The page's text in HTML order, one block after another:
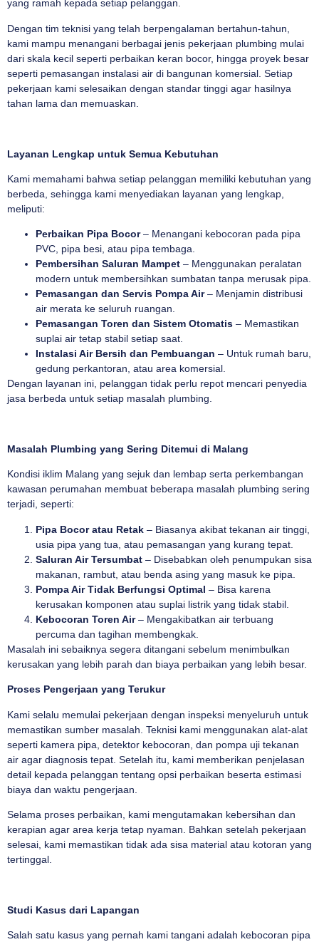
yang ramah kepada setiap pelanggan.
Dengan tim teknisi yang telah berpengalaman bertahun-tahun,
kami mampu menangani berbagai jenis pekerjaan plumbing mulai
dari skala kecil seperti perbaikan keran bocor, hingga proyek besar
seperti pemasangan instalasi air di bangunan komersial. Setiap
pekerjaan kami selesaikan dengan standar tinggi agar hasilnya
tahan lama dan memuaskan.
Layanan Lengkap untuk Semua Kebutuhan
Kami memahami bahwa setiap pelanggan memiliki kebutuhan yang
berbeda, sehingga kami menyediakan layanan yang lengkap,
meliputi:
Perbaikan Pipa Bocor– Menangani kebocoran pada pipa
PVC, pipa besi, atau pipa tembaga.
Pembersihan Saluran Mampet – Menggunakan peralatan
modern untuk membersihkan sumbatan tanpa merusak pipa.
Pemasangan dan Servis Pompa Air– Menjamin distribusi
air merata ke seluruh ruangan.
Pemasangan Toren dan Sistem Otomatis – Memastikan
suplai air tetap stabil setiap saat.
Instalasi Air Bersih dan Pembuangan – Untuk rumah baru,
gedung perkantoran, atau area komersial.
Dengan layanan ini, pelanggan tidak perlu repot mencari penyedia
jasa berbeda untuk setiap masalah plumbing.
Masalah Plumbing yang Sering Ditemui di Malang
Kondisi iklim Malang yang sejuk dan lembap serta perkembangan
kawasan perumahan membuat beberapa masalah plumbing sering
terjadi, seperti:
Pipa Bocor atau Retak – Biasanya akibat tekanan air tinggi,
usia pipa yang tua, atau pemasangan yang kurang tepat.
Saluran Air Tersumbat – Disebabkan oleh penumpukan sisa
makanan, rambut, atau benda asing yang masuk ke pipa.
Pompa Air Tidak Berfungsi Optimal – Bisa karena
kerusakan komponen atau suplai listrik yang tidak stabil.
Kebocoran Toren Air– Mengakibatkan air terbuang
percuma dan tagihan membengkak.
Masalah ini sebaiknya segera ditangani sebelum menimbulkan
kerusakan yang lebih parah dan biaya perbaikan yang lebih besar.
Proses Pengerjaan yang Terukur
Kami selalu memulai pekerjaan dengan inspeksi menyeluruh untuk
memastikan sumber masalah. Teknisi kami menggunakan alat-alat
seperti kamera pipa, detektor kebocoran, dan pompa uji tekanan
air agar diagnosis tepat. Setelah itu, kami memberikan penjelasan
detail kepada pelanggan tentang opsi perbaikan beserta estimasi
biaya dan waktu pengerjaan.
Selama proses perbaikan, kami mengutamakan kebersihan dan
kerapian agar area kerja tetap nyaman. Bahkan setelah pekerjaan
selesai, kami memastikan tidak ada sisa material atau kotoran yang
tertinggal.
Studi Kasus dari Lapangan
Salah satu kasus yang pernah kami tangani adalah kebocoran pipa